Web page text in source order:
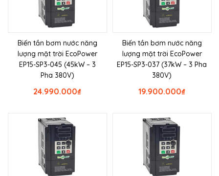
Biến tần bơm nước năng
lượng mặt trời EcoPower
EP15-SP3-045 (45kW – 3
Pha 380V)
₫
24.990.000
Biến tần bơm nước năng
lượng mặt trời EcoPower
EP15-SP3-037 (37kW – 3 Pha
380V)
₫
19.900.000